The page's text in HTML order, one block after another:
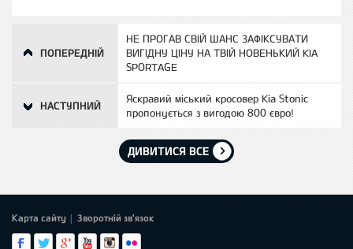
ПОПЕРЕДНІЙ
НЕ ПРОГАВ СВІЙ ШАНС ЗАФІКСУВАТИ
ВИГІДНУ ЦІНУ НА ТВІЙ НОВЕНЬКИЙ KIA
SPORTAGE
НАСТУПНИЙ
Яскравий міський кросовер Kia Stonic
пропонується з вигодою 800 євро!
ДИВИТИСЯ ВСЕ
Карта сайту Зворотній зв'язок